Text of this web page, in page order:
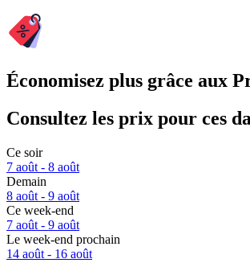
Économisez plus grâce aux
Consultez les prix pour ces
Ce soir
7 août - 8 août
Demain
8 août - 9 août
Ce week-end
7 août - 9 août
Le week-end prochain
14 août - 16 août